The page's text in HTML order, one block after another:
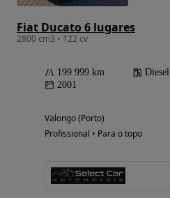
Fiat Ducato 6 lugares
2800 cm3 • 122 cv
199 999 km Diesel
2001
Valongo (Porto)
Profissional • Para o topo